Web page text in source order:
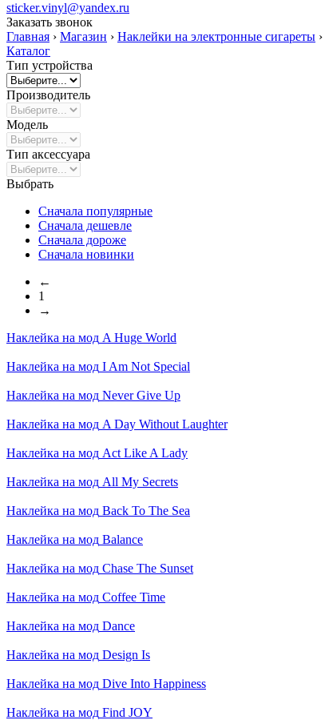
sticker.vinyl@yandex.ru
Заказать звонок
Главная › Магазин › Наклейки на электронные сигареты ›
Каталог
Тип устройства
Производитель
Модель
Тип аксессуара
Выбрать
Сначала популярные
Сначала дешевле
Сначала дороже
Сначала новинки
←
1
→
Наклейка на мод A Huge World
Наклейка на мод I Am Not Special
Наклейка на мод Never Give Up
Наклейка на мод A Day Without Laughter
Наклейка на мод Act Like A Lady
Наклейка на мод All My Secrets
Наклейка на мод Back To The Sea
Наклейка на мод Balance
Наклейка на мод Chase The Sunset
Наклейка на мод Coffee Time
Наклейка на мод Dance
Наклейка на мод Design Is
Наклейка на мод Dive Into Happiness
Наклейка на мод Find JOY